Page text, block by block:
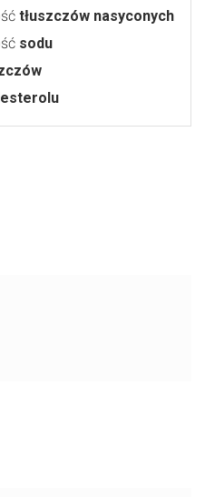
tłuszczów nasyconych
sodu